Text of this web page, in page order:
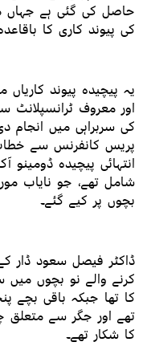
حاصل کی گئی ہے جہاں
کی پیوند کاری کا
اور معروف ٹرانسپلانٹ
کی سربراہی میں انجام
پریس کانفرنس سے
انتہائی پیچیدہ ڈومینو
شامل تھے، جو نایاب
بچوں پر کیے گئے۔
ڈاکٹر فیصل سعود ڈار
کرنے والے نو بچوں
کا تھا جبکہ باقی بچے
تھے اور جگر سے متعلق
کا شکار تھے۔